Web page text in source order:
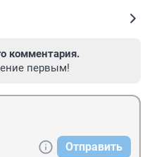
комментария.
первым!
Отправить